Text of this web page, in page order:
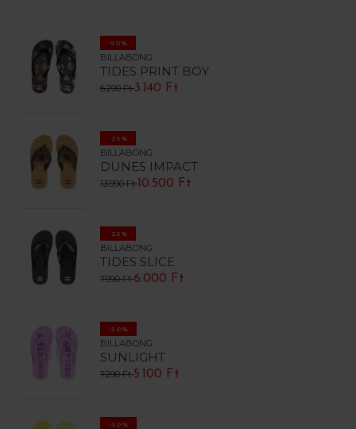
-50%
BILLABONG
TIDES PRINT BOY
6.290 Ft3.140 Ft
-25%
BILLABONG
DUNES IMPACT
13.990 Ft 10.500 Ft
-25%
BILLABONG
TIDES SLICE
7.990 Ft6.000 Ft
-30%
BILLABONG
SUNLIGHT
7.290 Ft5.100 Ft
-30%